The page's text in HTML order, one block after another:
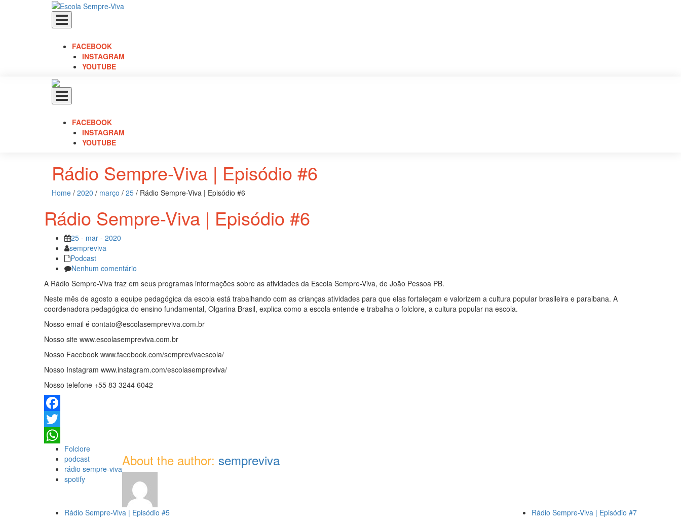
Toggle
navigation
FACEBOOK
INSTAGRAM
YOUTUBE
Toggle
navigation
FACEBOOK
INSTAGRAM
YOUTUBE
Rádio Sempre-Viva | Episódio #6
Home / 2020 / março / 25 / Rádio Sempre-Viva | Episódio #6
Rádio Sempre-Viva | Episódio #6
25 - mar - 2020
sempreviva
Podcast
Nenhum comentário
A Rádio Sempre-Viva traz em seus programas informações sobre as atividades da Escola Sempre-Viva, de João Pessoa PB.
Neste mês de agosto a equipe pedagógica da escola está trabalhando com as crianças atividades para que elas fortaleçam e valorizem a cultura popular brasileira e paraibana. A
coordenadora pedagógica do ensino fundamental, Olgarina Brasil, explica como a escola entende e trabalha o folclore, a cultura popular na escola.
Nosso email é contato@escolasempreviva.com.br
Nosso site www.escolasempreviva.com.br
Nosso Facebook www.facebook.com/semprevivaescola/
Nosso Instagram www.instagram.com/escolasempreviva/
Nosso telefone +55 83 3244 6042
Facebook
Twitter
WhatsAppFolclore
podcast
rádio sempre-viva
spotify
About the author: sempreviva
Rádio Sempre-Viva | Episódio #5
Rádio Sempre-Viva | Episódio #7